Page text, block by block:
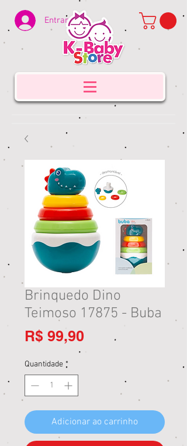
Entrar
Brinquedo Dino
Teimoso 17875 - Buba
R$ 99,90 Preço
Quantidade *
Adicionar ao carrinho